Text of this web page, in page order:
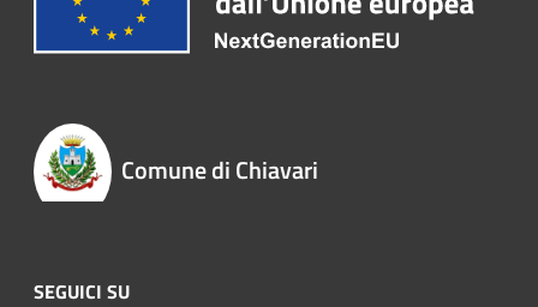
Comune di Chiavari
SEGUICI SU